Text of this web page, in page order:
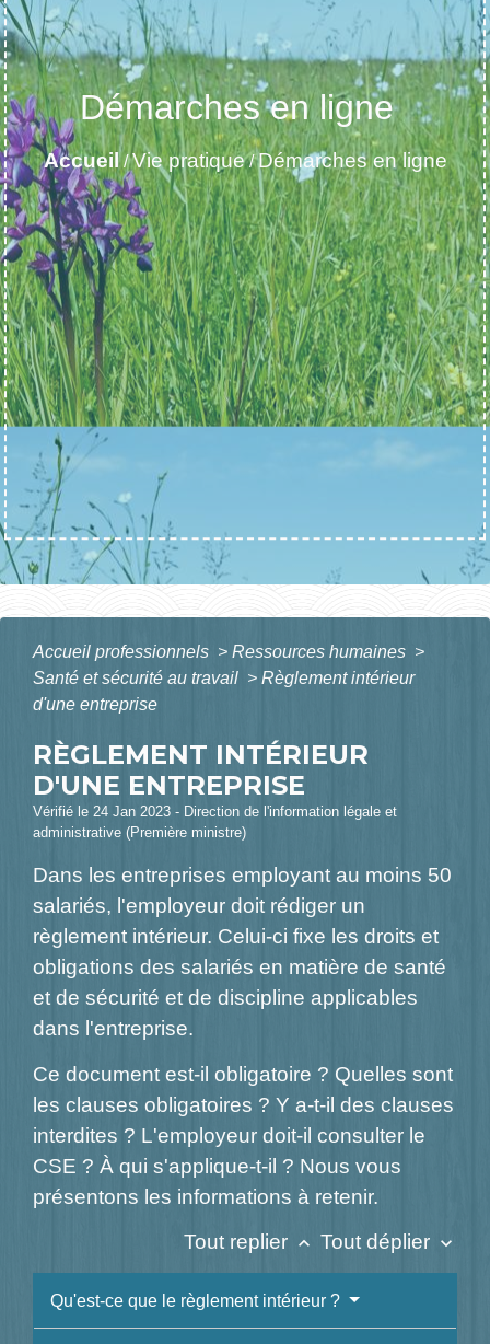
Démarches en ligne
Accueil /Vie pratique/Démarches en ligne
Accueil professionnels > Ressources humaines >
Santé et sécurité au travail > Règlement intérieur
d'une entreprise
RÈGLEMENT INTÉRIEUR
D'UNE ENTREPRISE
Vérifié le 24 Jan 2023 - Direction de l'information légale et
administrative (Première ministre)
Dans les entreprises employant au moins 50
salariés, l'employeur doit rédiger un
règlement intérieur. Celui-ci fixe les droits et
obligations des salariés en matière de santé
et de sécurité et de discipline applicables
dans l'entreprise.
Ce document est-il obligatoire ? Quelles sont
les clauses obligatoires ? Y a-t-il des clauses
interdites ? L'employeur doit-il consulter le
CSE ? À qui s'applique-t-il ? Nous vous
présentons les informations à retenir.
Tout replier keyboard_arrow_up Tout déplier keyboard_arrow_down
Qu'est-ce que le règlement intérieur ?